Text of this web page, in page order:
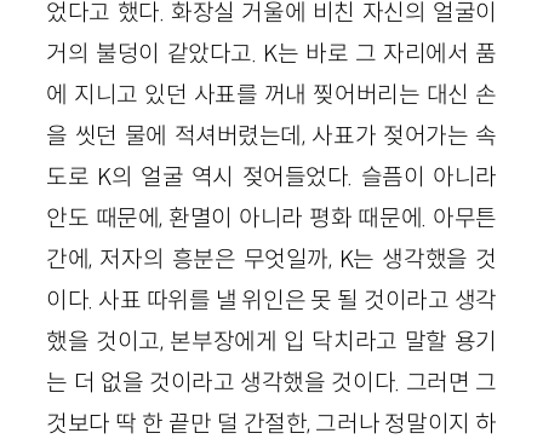
었다고 했다. 화장실 거울에 비친 자신의 얼굴이
거의 불덩이 같았다고. K는 바로 그 자리에서 품
에 지니고 있던 사표를 꺼내 찢어버리는 대신 손
을 씻던 물에 적셔버렸는데, 사표가 젖어가는 속
도로 K의 얼굴 역시 젖어들었다. 슬픔이 아니라
안도 때문에, 환멸이 아니라 평화 때문에. 아무튼
간에, 저자의 흥분은 무엇일까, K는 생각했을 것
이다. 사표 따위를 낼 위인은 못 될 것이라고 생각
했을 것이고, 본부장에게 입 닥치라고 말할 용기
는 더 없을 것이라고 생각했을 것이다. 그러면 그
것보다 딱 한 끝만 덜 간절한, 그러나 정말이지 하